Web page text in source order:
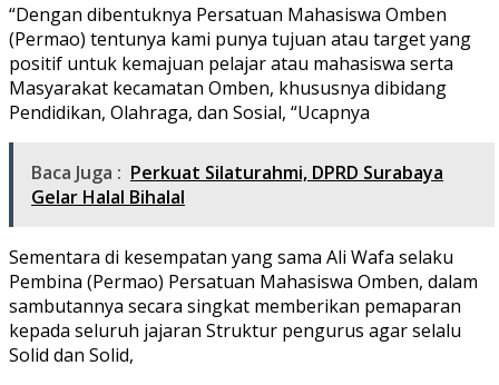
“Dengan dibentuknya Persatuan Mahasiswa Omben
(Permao) tentunya kami punya tujuan atau target yang
positif untuk kemajuan pelajar atau mahasiswa serta
Masyarakat kecamatan Omben, khususnya dibidang
Pendidikan, Olahraga, dan Sosial, “Ucapnya
Baca Juga : Perkuat Silaturahmi, DPRD Surabaya
Gelar Halal Bihalal
Sementara di kesempatan yang sama Ali Wafa selaku
Pembina (Permao) Persatuan Mahasiswa Omben, dalam
sambutannya secara singkat memberikan pemaparan
kepada seluruh jajaran Struktur pengurus agar selalu
Solid dan Solid,